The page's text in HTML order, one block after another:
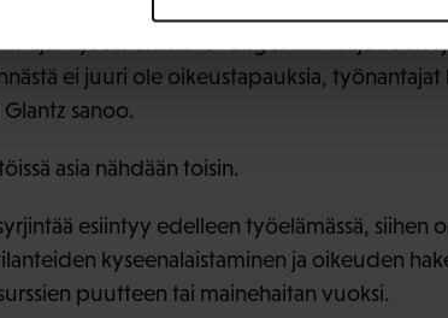
kyseenalaistavat ongelman laajuuden
ei juuri ole oikeustapauksia,
sanoo.
asia nähdään toisin.
esiintyy edelleen työelämässä, siihen
kyseenalaistaminen ja oikeuden
puutteen tai mainehaitan vuoksi.